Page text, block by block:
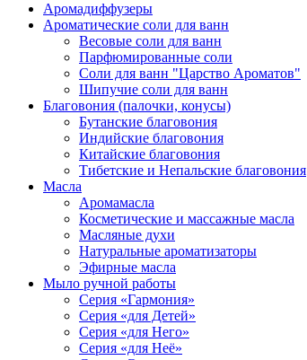
Аромадиффузеры
Ароматические соли для ванн
Весовые соли для ванн
Парфюмированные соли
Соли для ванн "Царство Ароматов"
Шипучие соли для ванн
Благовония (палочки, конусы)
Бутанские благовония
Индийские благовония
Китайские благовония
Тибетские и Непальские благовония
Масла
Аромамасла
Косметические и массажные масла
Масляные духи
Натуральные ароматизаторы
Эфирные масла
Мыло ручной работы
Серия «Гармония»
Серия «для Детей»
Серия «для Него»
Серия «для Неё»